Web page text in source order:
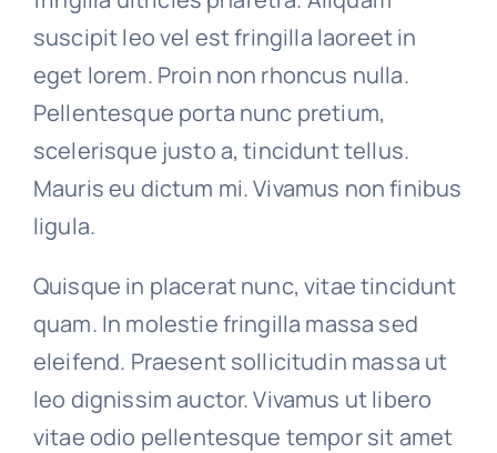
suscipit leo vel est fringilla laoreet in
eget lorem. Proin non rhoncus nulla.
Pellentesque porta nunc pretium,
scelerisque justo a, tincidunt tellus.
Mauris eu dictum mi. Vivamus non finibus
ligula.
Quisque in placerat nunc, vitae tincidunt
quam. In molestie fringilla massa sed
eleifend. Praesent sollicitudin massa ut
leo dignissim auctor. Vivamus ut libero
vitae odio pellentesque tempor sit amet